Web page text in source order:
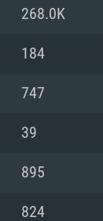
bit)
268.0K
184
747
39
895
824